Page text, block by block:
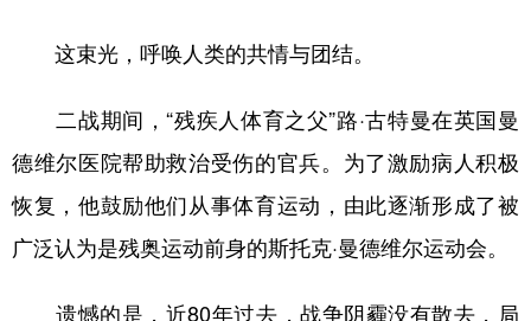
这束光，呼唤人类的共情与团结。
二战期间，“残疾人体育之父”路·古特曼在英国曼
德维尔医院帮助救治受伤的官兵。为了激励病人积极
恢复，他鼓励他们从事体育运动，由此逐渐形成了被
广泛认为是残奥运动前身的斯托克·曼德维尔运动会。
遗憾的是，近80年过去，战争阴霾没有散去，局